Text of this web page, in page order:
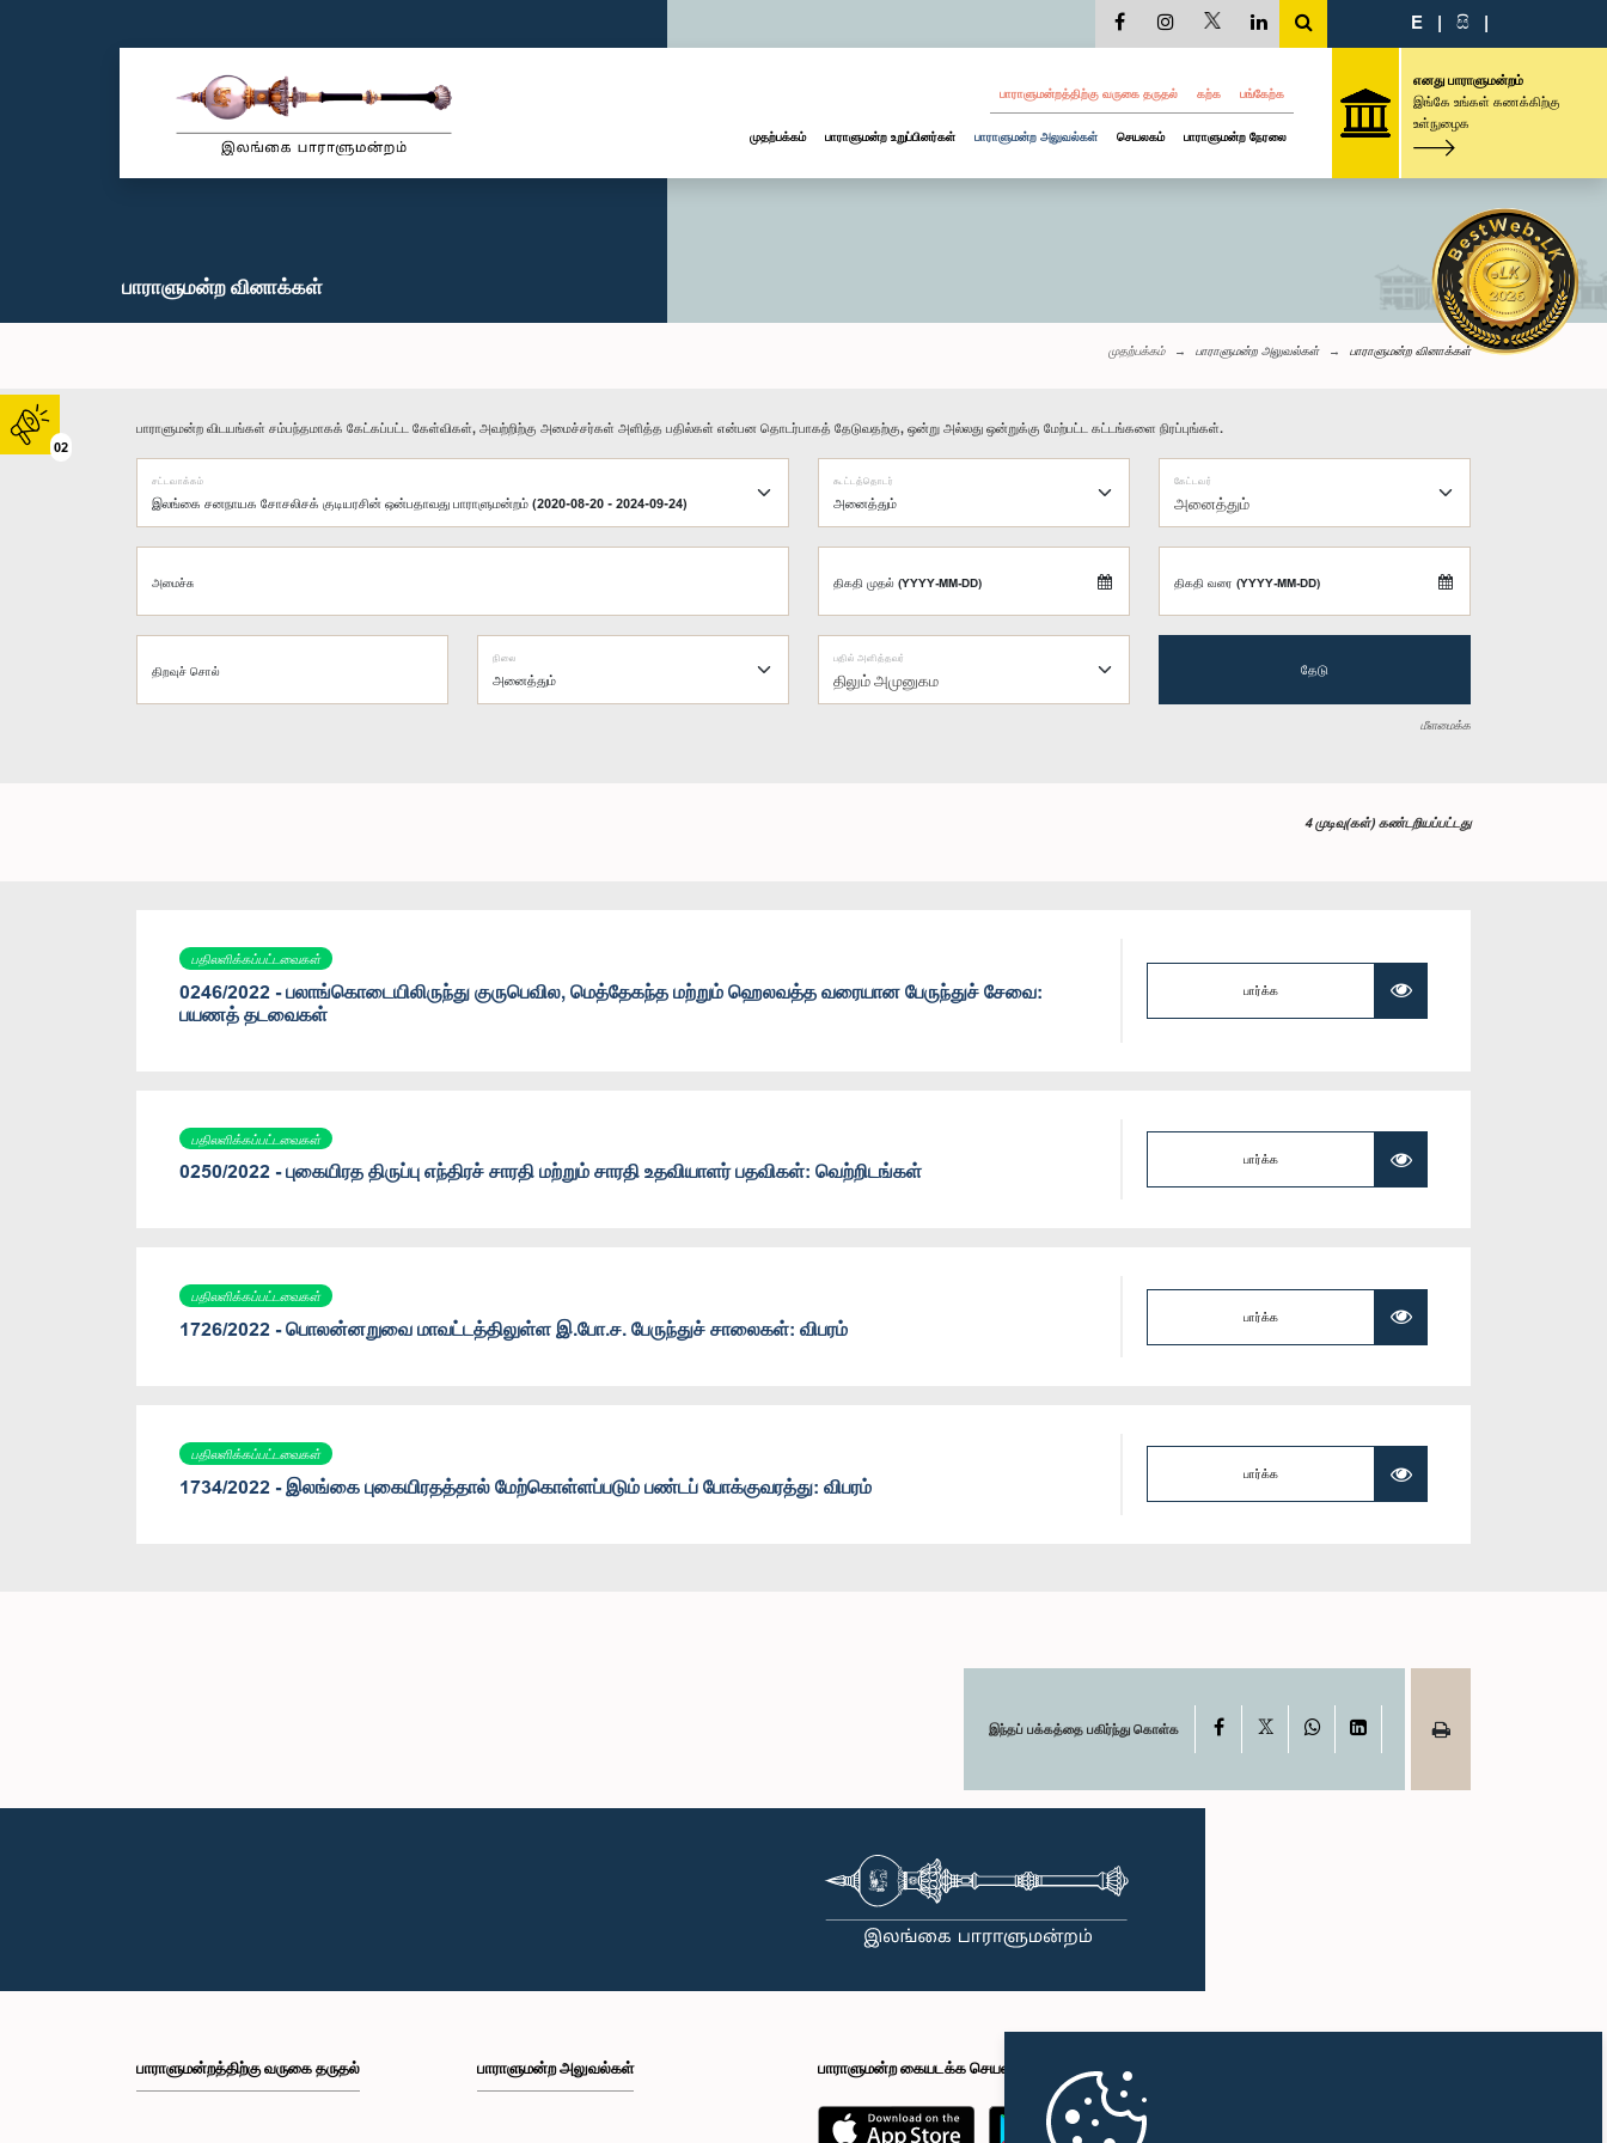
02
E | සි |
பாராளுமன்றத்திற்கு வருகை தருதல் கற்க பங்கேற்க
முதற்பக்கம் பாராளுமன்ற உறுப்பினர்கள் பாராளுமன்ற அலுவல்கள் செயலகம் பாராளுமன்ற நேரலை
எனது பாராளுமன்றம்
இங்கே உங்கள் கணக்கிற்கு
உள்நுழைக
பாராளுமன்ற வினாக்கள்
முதற்பக்கம் பாராளுமன்ற அலுவல்கள் பாராளுமன்ற வினாக்கள்
பாராளுமன்ற விடயங்கள் சம்பந்தமாகக் கேட்கப்பட்ட கேள்விகள், அவற்றிற்கு அமைச்சர்கள் அளித்த பதில்கள் என்பன தொடர்பாகத் தேடுவதற்கு, ஒன்று அல்லது ஒன்றுக்கு மேற்பட்ட கட்டங்களை நிரப்புங்கள்.
சட்டவாக்கம் கூட்டத்தொடர்
அனைத்தும்
கேட்டவர்
அமைச்சு திகதி முதல் (YYYY-MM-DD) திகதி வரை (YYYY-MM-DD)
திறவுச் சொல்
நிலை
திலும் அமுனுகம
பதில் அளித்தவர்
தேடு
மீளமைக்க
4 முடிவு(கள்) கண்டறியப்பட்டது
பதிலளிக்கப்பட்டவைகள்
0246/2022 - பலாங்கொடையிலிருந்து குருபெவில, மெத்தேகந்த மற்றும் ஹெலவத்த வரையான பேருந்துச் சேவை:
பயணத் தடவைகள்
பார்க்க
பதிலளிக்கப்பட்டவைகள்
0250/2022 - புகையிரத திருப்பு எந்திரச் சாரதி மற்றும் சாரதி உதவியாளர் பதவிகள்: வெற்றிடங்கள் பார்க்க
பதிலளிக்கப்பட்டவைகள்
1726/2022 - பொலன்னறுவை மாவட்டத்திலுள்ள இ.போ.ச. பேருந்துச் சாலைகள்: விபரம் பார்க்க
பதிலளிக்கப்பட்டவைகள்
1734/2022 - இலங்கை புகையிரதத்தால் மேற்கொள்ளப்படும் பண்டப் போக்குவரத்து: விபரம் பார்க்க
இந்தப் பக்கத்தை பகிர்ந்து கொள்க Facebook WhatsAppLinkedIn
பாராளுமன்றத்திற்கு வருகை தருதல் பாராளுமன்ற அலுவல்கள் பாராளுமன்ற கையடக்க செயலி